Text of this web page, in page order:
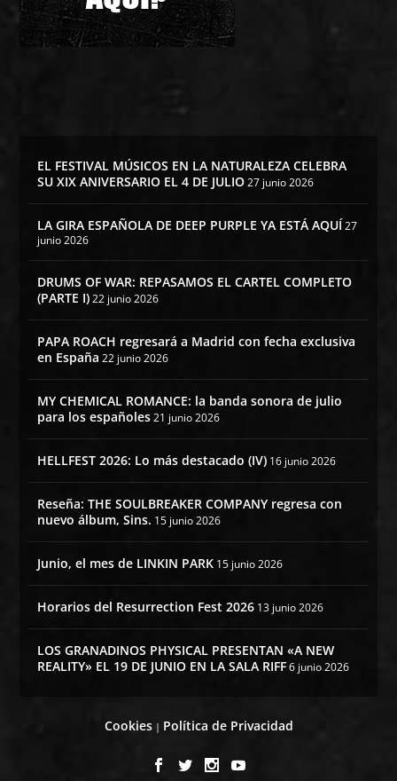
EL FESTIVAL MÚSICOS EN LA NATURALEZA CELEBRA
SU XIX ANIVERSARIO EL 4 DE JULIO 27 junio 2026
LA GIRA ESPAÑOLA DE DEEP PURPLE YA ESTÁ AQUÍ27
junio 2026
DRUMS OF WAR: REPASAMOS EL CARTEL COMPLETO
(PARTE I) 22 junio 2026
PAPA ROACH regresará a Madrid con fecha exclusiva
en España 22 junio 2026
MY CHEMICAL ROMANCE: la banda sonora de julio
para los españoles 21 junio 2026
HELLFEST 2026: Lo más destacado (IV) 16 junio 2026
Reseña: THE SOULBREAKER COMPANY regresa con
nuevo álbum, Sins. 15 junio 2026
Junio, el mes de LINKIN PARK 15 junio 2026
Horarios del Resurrection Fest 2026 13 junio 2026
LOS GRANADINOS PHYSICAL PRESENTAN «A NEW
REALITY» EL 19 DE JUNIO EN LA SALA RIFF 6 junio 2026
Cookies| Política de Privacidad